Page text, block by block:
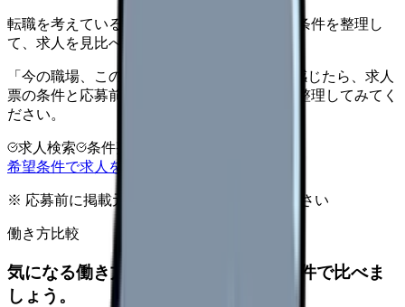
転職を考えている看護師さんへ。まずは希望条件を整理し
て、求人を見比べられます。
「今の職場、このままでいいのかな...」そう感じたら、求人
票の条件と応募前に確認したい不安を分けて整理してみてく
ださい。
求人検索 条件整理
希望条件で求人を探す
※ 応募前に掲載元の最新情報を確認してください
働き方比較
気になる働き方を、求人を見る前に条件で比べま
しょう。